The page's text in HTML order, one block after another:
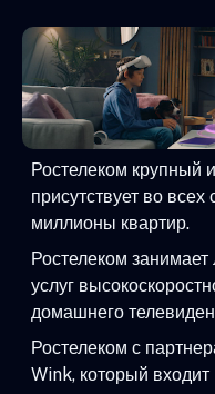
Ростелеком крупный
присутствует во
миллионы квартир.
Ростелеком
услуг
домашнего
Ростелеком с
Wink, который